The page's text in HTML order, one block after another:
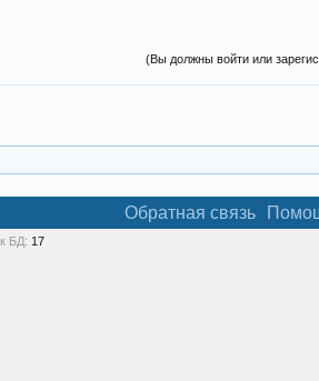
(Вы должны войти или
Обратная связь
БД: 17